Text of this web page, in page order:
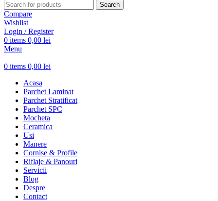
Search
Compare
Wishlist
Login / Register
0 items 0,00 lei
Menu
0 items 0,00 lei
Acasa
Parchet Laminat
Parchet Stratificat
Parchet SPC
Mocheta
Ceramica
Usi
Manere
Cornise & Profile
Riflaje & Panouri
Servicii
Blog
Despre
Contact